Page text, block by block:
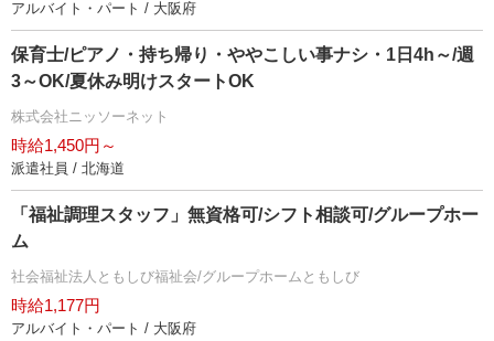
アルバイト・パート / 大阪府
保育士/ピアノ・持ち帰り・ややこしい事ナシ・1日4h～/週
3～OK/夏休み明けスタートOK
株式会社ニッソーネット
時給1,450円～
派遣社員 / 北海道
「福祉調理スタッフ」無資格可/シフト相談可/グループホー
ム
社会福祉法人ともしび福祉会/グループホームともしび
時給1,177円
アルバイト・パート / 大阪府